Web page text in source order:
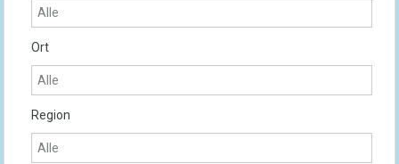
Ort
Region